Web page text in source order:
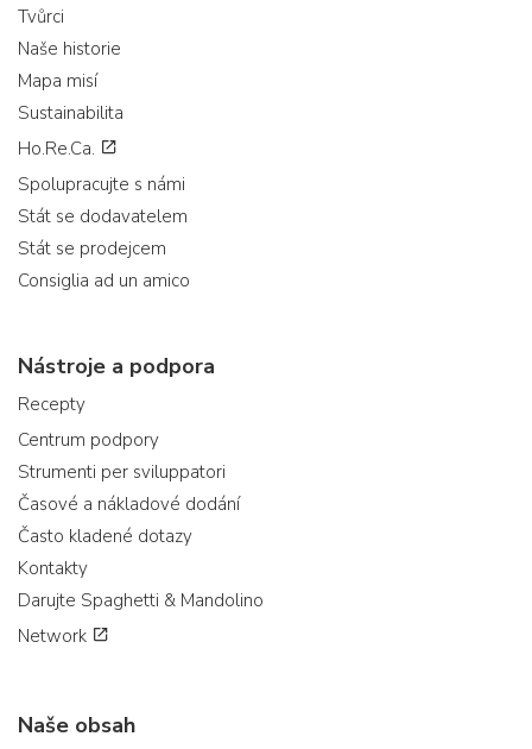
Tvůrci
Naše historie
Mapa misí
Sustainabilita
Ho.Re.Ca.
Spolupracujte s námi
Stát se dodavatelem
Stát se prodejcem
Consiglia ad un amico
Nástroje a podpora
Recepty
Centrum podpory
Strumenti per sviluppatori
Časové a nákladové dodání
Často kladené dotazy
Kontakty
Darujte Spaghetti & Mandolino
Network
Naše obsah